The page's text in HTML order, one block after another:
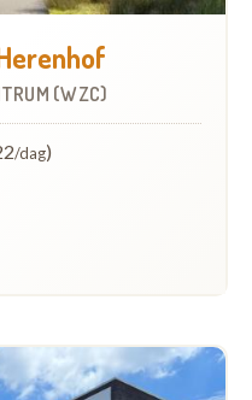
(WZC)
/dag)